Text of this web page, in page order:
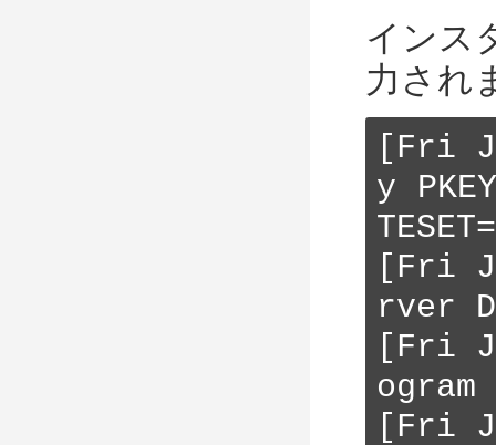
インス
力され
[Fri
y
[Fri
rver
[Fri
[Fri